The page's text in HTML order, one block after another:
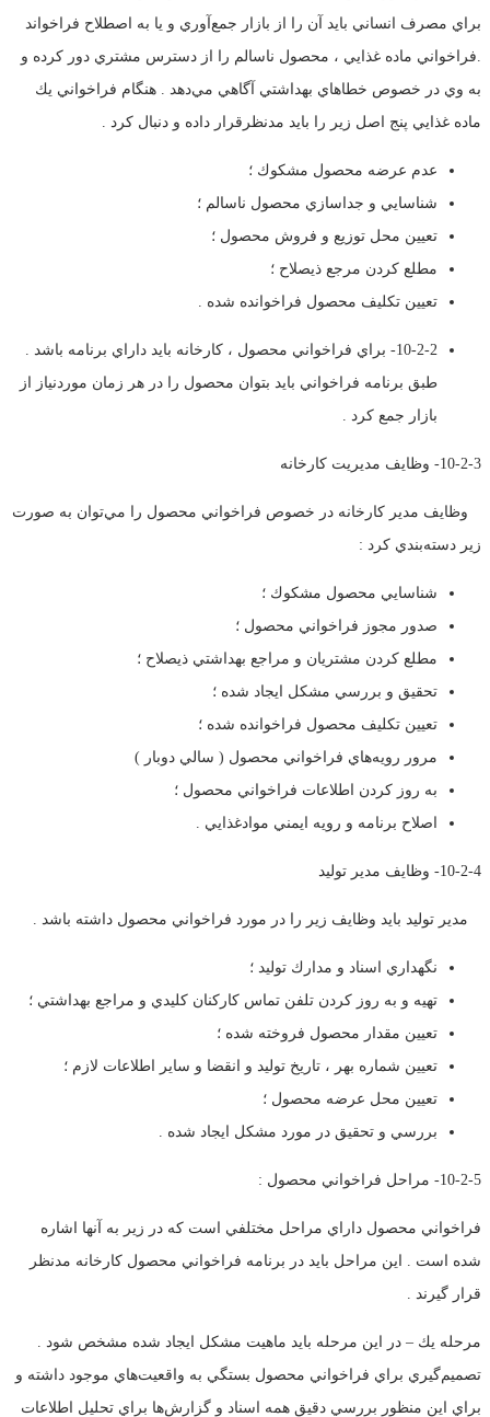
براي مصرف انساني بايد آن را از بازار جمع‌آوري و يا به اصطلاح فراخواند
.فراخواني ماده غذايي ، محصول ناسالم را از دسترس مشتري دور كرده و
به وي در خصوص خطاهاي بهداشتي آگاهي مي‌دهد . هنگام فراخواني يك
ماده غذايي پنج اصل زير را بايد مدنظرقرار داده و دنبال كرد .
عدم عرضه محصول مشكوك ؛
شناسايي و جداسازي محصول ناسالم ؛
تعيين محل توزيع و فروش محصول ؛
مطلع كردن مرجع ذيصلاح ؛
تعيين تكليف محصول فراخوانده شده .
10-2-2- براي فراخواني محصول ، كارخانه بايد داراي برنامه باشد .
طبق برنامه فراخواني بايد بتوان محصول را در هر زمان موردنياز از
بازار جمع كرد .
10-2-3- وظايف مديريت كارخانه
وظايف مدير كارخانه در خصوص فراخواني محصول را مي‌توان به صورت
زير دسته‌بندي كرد :
شناسايي محصول مشكوك ؛
صدور مجوز فراخواني محصول ؛
مطلع كردن مشتريان و مراجع بهداشتي ذيصلاح ؛
تحقيق و بررسي مشكل ايجاد شده ؛
تعيين تكليف محصول فراخوانده شده ؛
مرور رويه‌هاي فراخواني محصول ( سالي دوبار )
به روز كردن اطلاعات فراخواني محصول ؛
اصلاح برنامه و رويه ايمني موادغذايي .
10-2-4- وظايف مدير توليد
مدير توليد بايد وظايف زير را در مورد فراخواني محصول داشته باشد .
نگهداري اسناد و مدارك توليد ؛
تهيه و به روز كردن تلفن تماس كاركنان كليدي و مراجع بهداشتي ؛
تعيين مقدار محصول فروخته شده ؛
تعيين شماره بهر ، تاريخ توليد و انقضا و ساير اطلاعات لازم ؛
تعيين محل عرضه محصول ؛
بررسي و تحقيق در مورد مشكل ايجاد شده .
10-2-5- مراحل فراخواني محصول :
فراخواني محصول داراي مراحل مختلفي است كه در زير به آنها اشاره
شده است . اين مراحل بايد در برنامه فراخواني محصول كارخانه مدنظر
قرار گيرند .
مرحله يك – در اين مرحله بايد ماهيت مشكل ايجاد شده مشخص شود .
تصميم‌گيري براي فراخواني محصول بستگي به واقعيت‌هاي موجود داشته و
براي اين منظور بررسي دقيق همه اسناد و گزارش‌ها براي تحليل اطلاعات